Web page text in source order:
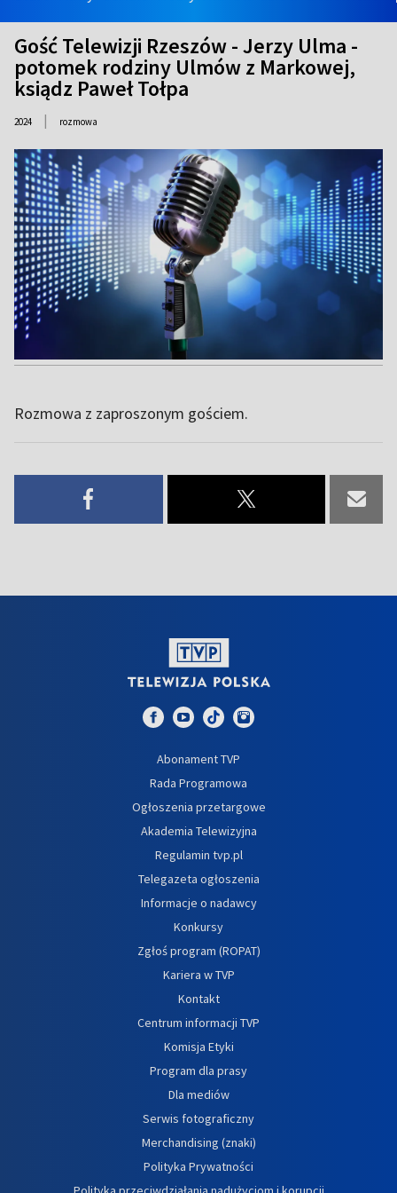
Gość Telewizji Rzeszów - Jerzy Ulma -
potomek rodziny Ulmów z Markowej,
ksiądz Paweł Tołpa
2024 | rozmowa
Rozmowa z zaproszonym gościem.
Abonament TVP
Rada Programowa
Ogłoszenia przetargowe
Akademia Telewizyjna
Regulamin tvp.pl
Telegazeta ogłoszenia
Informacje o nadawcy
Konkursy
Zgłoś program (ROPAT)
Kariera w TVP
Kontakt
Centrum informacji TVP
Komisja Etyki
Program dla prasy
Dla mediów
Serwis fotograficzny
Merchandising (znaki)
Polityka Prywatności